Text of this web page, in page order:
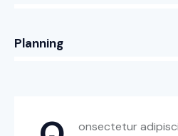
Planning
onsectetur